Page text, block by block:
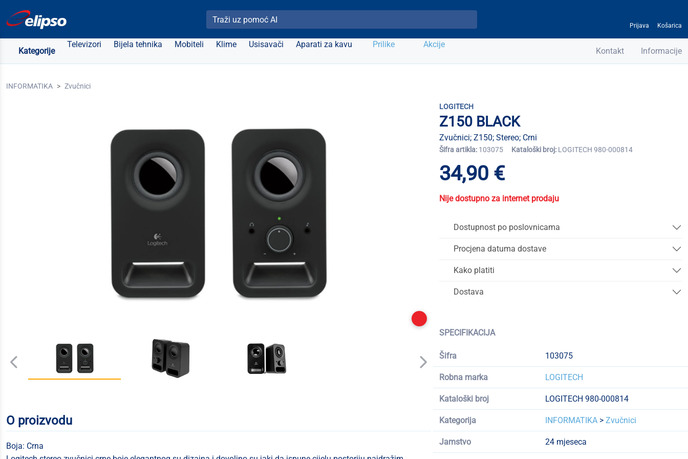
Pretraži Elipso
Prijava Košarica
Kategorije
Televizori Bijela tehnika Mobiteli Klime Usisavači Aparati za kavu Prilike Akcije
Kontakt Informacije
INFORMATIKA Zvučnici
LOGITECH
Z150 BLACK
Zvučnici; Z150; Stereo; Crni
Šifra artikla: 103075 Kataloški broj: LOGITECH 980-000814
34,90 €
Nije dostupno za internet prodaju
Dostupnost po poslovnicama
Procjena datuma dostave
Kako platiti
Dostava
SPECIFIKACIJA
Šifra 103075
Robna marka LOGITECH
Kataloški broj LOGITECH 980-000814
Kategorija INFORMATIKA >Zvučnici
Jamstvo 24 mjeseca
O proizvodu
Boja: Crna